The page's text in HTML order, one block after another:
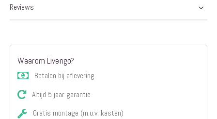
Reviews
Waarom Livengo?
Betalen bij aflevering
Altijd 5 jaar garantie
Gratis montage (m.u.v. kasten)